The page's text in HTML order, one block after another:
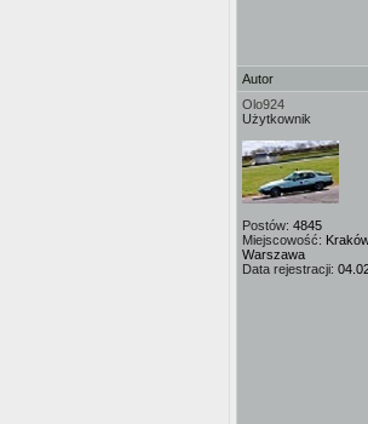
Autor
Olo924
Użytkownik
Postów: 4845
Miejscowość:
Warszawa
Data rejestracji: